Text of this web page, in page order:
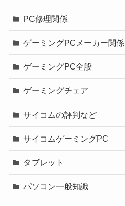
PC修理関係
ゲーミングPCメーカー関係
ゲーミングPC全般
ゲーミングチェア
サイコムの評判など
サイコムゲーミングPC
タブレット
パソコン一般知識